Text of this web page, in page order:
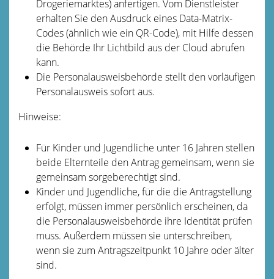
Drogeriemarktes) anfertigen. Vom Dienstleister
erhalten Sie den Ausdruck eines Data-Matrix-
Codes (ähnlich wie ein QR-Code), mit Hilfe dessen
die Behörde Ihr Lichtbild aus der Cloud abrufen
kann.
Die Personalausweisbehörde stellt den vorläufigen
Personalausweis sofort aus.
Hinweise:
Für Kinder und Jugendliche unter 16 Jahren stellen
beide Elternteile den Antrag gemeinsam, wenn sie
gemeinsam sorgeberechtigt sind.
Kinder und Jugendliche, für die die Antragstellung
erfolgt, müssen immer persönlich erscheinen, da
die Personalausweisbehörde ihre Identität prüfen
muss. Außerdem müssen sie unterschreiben,
wenn sie zum Antragszeitpunkt 10 Jahre oder älter
sind.